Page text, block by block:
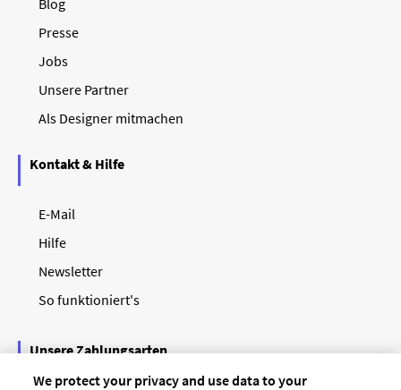
Blog
Presse
Jobs
Unsere Partner
Als Designer mitmachen
Kontakt & Hilfe
E-Mail
Hilfe
Newsletter
So funktioniert's
Unsere Zahlungsarten
We protect your privacy and use data to your